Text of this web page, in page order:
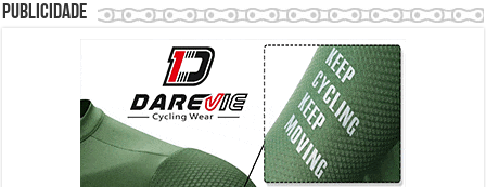
Publicidade